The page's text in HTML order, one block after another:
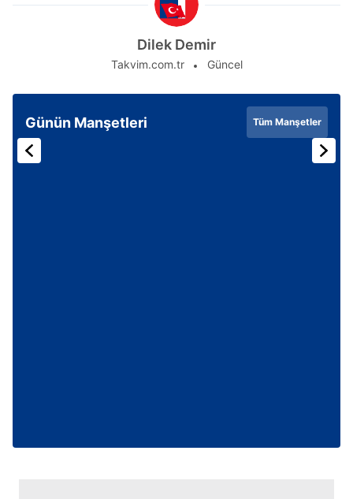
Dilek Demir
Takvim.com.tr Güncel
Günün Manşetleri Tüm Manşetler